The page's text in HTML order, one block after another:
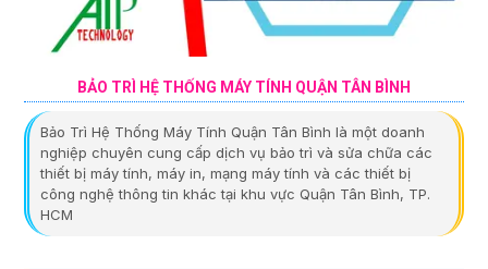
BẢO TRÌ HỆ THỐNG MÁY TÍNH QUẬN TÂN BÌNH
Bảo Trì Hệ Thống Máy Tính Quận Tân Bình là một doanh
nghiệp chuyên cung cấp dịch vụ bảo trì và sửa chữa các
thiết bị máy tính, máy in, mạng máy tính và các thiết bị
công nghệ thông tin khác tại khu vực Quận Tân Bình, TP.
HCM